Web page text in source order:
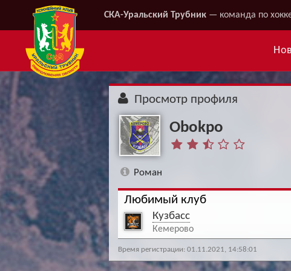
СКА-Уральский Трубник — команда по
Просмотр профиля
Obokpo
Роман
Любимый клуб
Кузбасс
Кемерово
Время регистрации: 01.11.2021, 14:58:01